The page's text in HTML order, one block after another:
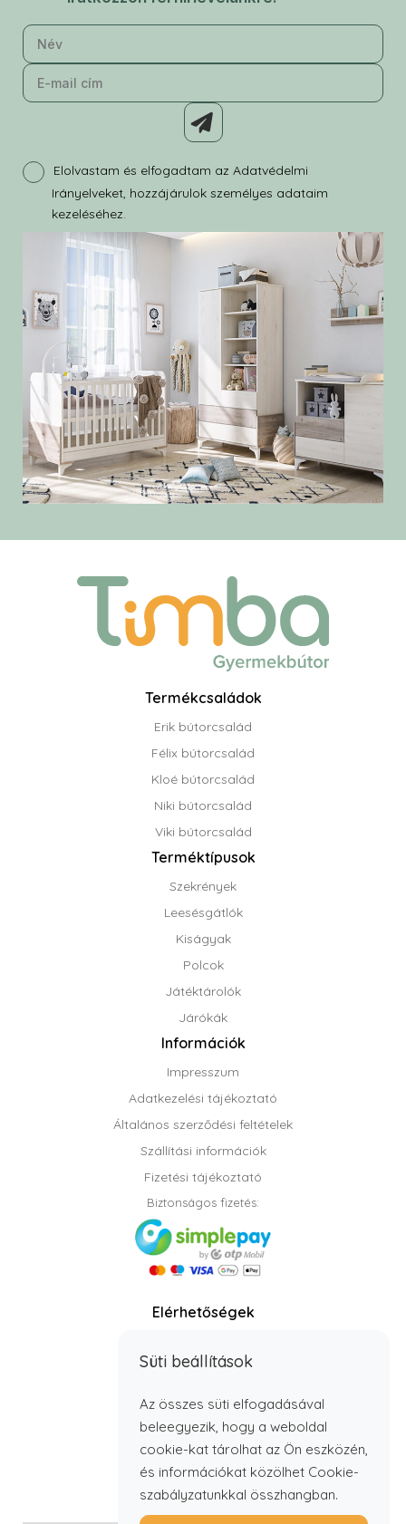
Elolvastam és elfogadtam az Adatvédelmi
Irányelveket, hozzájárulok személyes adataim
kezeléséhez.
Termékcsaládok
Erik bútorcsalád
Félix bútorcsalád
Kloé bútorcsalád
Niki bútorcsalád
Viki bútorcsalád
Terméktípusok
Szekrények
Leesésgátlók
Kiságyak
Polcok
Játéktárolók
Járókák
Információk
Impresszum
Adatkezelési tájékoztató
Általános szerződési feltételek
Szállítási információk
Fizetési tájékoztató
Biztonságos fizetés:
Elérhetőségek
E-mail:info@timbabutor.hu
Süti beállítások
Az összes süti elfogadásával
beleegyezik, hogy a weboldal
cookie-kat tárolhat az Ön eszközén,
és információkat közölhet Cookie-
szabályzatunkkal összhangban.